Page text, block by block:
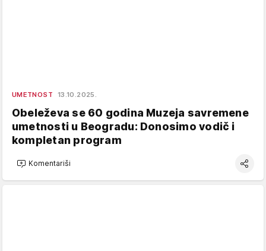
UMETNOST 13.10.2025.
Obeleževa se 60 godina Muzeja savremene
umetnosti u Beogradu: Donosimo vodič i
kompletan program
Komentariši